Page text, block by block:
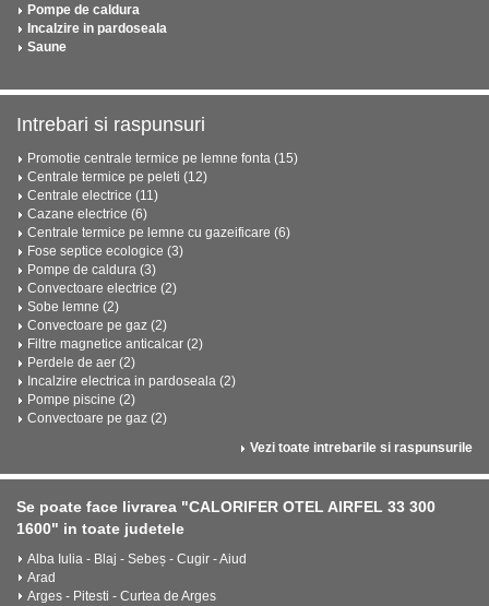
Pompe de caldura
Incalzire in pardoseala
Saune
Intrebari si raspunsuri
Promotie centrale termice pe lemne fonta (15)
Centrale termice pe peleti (12)
Centrale electrice (11)
Cazane electrice (6)
Centrale termice pe lemne cu gazeificare (6)
Fose septice ecologice (3)
Pompe de caldura (3)
Convectoare electrice (2)
Sobe lemne (2)
Convectoare pe gaz (2)
Filtre magnetice anticalcar (2)
Perdele de aer (2)
Incalzire electrica in pardoseala (2)
Pompe piscine (2)
Convectoare pe gaz (2)
Vezi toate intrebarile si raspunsurile
Se poate face livrarea "CALORIFER OTEL AIRFEL 33 300
1600" in toate judetele
Alba Iulia - Blaj - Sebeș - Cugir - Aiud
Arad
Arges - Pitesti - Curtea de Arges